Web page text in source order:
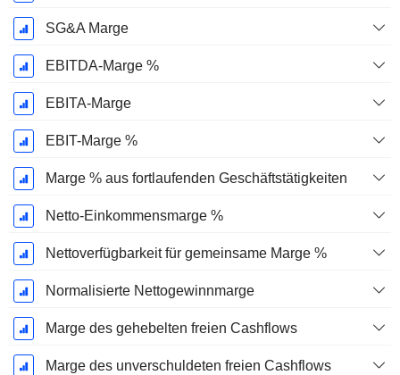
SG&A Marge
EBITDA-Marge %
EBITA-Marge
EBIT-Marge %
Marge % aus fortlaufenden Geschäftstätigkeiten
Netto-Einkommensmarge %
Nettoverfügbarkeit für gemeinsame Marge %
Normalisierte Nettogewinnmarge
Marge des gehebelten freien Cashflows
Marge des unverschuldeten freien Cashflows